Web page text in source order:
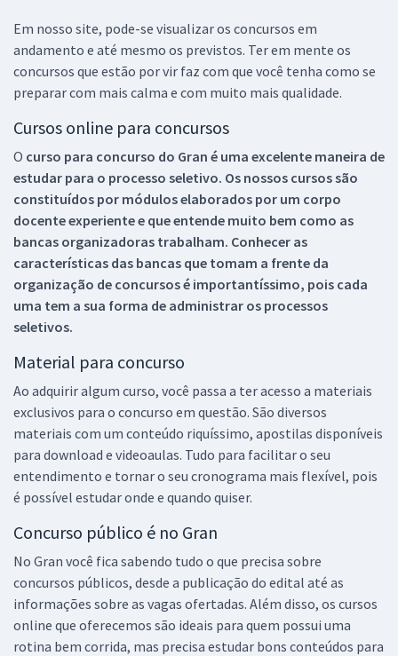
Em nosso site, pode-se visualizar os concursos em
andamento e até mesmo os previstos. Ter em mente os
concursos que estão por vir faz com que você tenha como se
preparar com mais calma e com muito mais qualidade.
Cursos online para concursos
O curso para concurso do Gran é uma excelente maneira de
estudar para o processo seletivo. Os nossos cursos são
constituídos por módulos elaborados por um corpo
docente experiente e que entende muito bem como as
bancas organizadoras trabalham. Conhecer as
características das bancas que tomam a frente da
organização de concursos é importantíssimo, pois cada
uma tem a sua forma de administrar os processos
seletivos.
Material para concurso
Ao adquirir algum curso, você passa a ter acesso a materiais
exclusivos para o concurso em questão. São diversos
materiais com um conteúdo riquíssimo, apostilas disponíveis
para download e videoaulas. Tudo para facilitar o seu
entendimento e tornar o seu cronograma mais flexível, pois
é possível estudar onde e quando quiser.
Concurso público é no Gran
No Gran você fica sabendo tudo o que precisa sobre
concursos públicos, desde a publicação do edital até as
informações sobre as vagas ofertadas. Além disso, os cursos
online que oferecemos são ideais para quem possui uma
rotina bem corrida, mas precisa estudar bons conteúdos para